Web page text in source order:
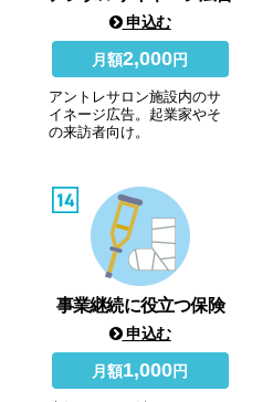
申込む
月額2,000円
アントレサロン施設内のサ
イネージ広告。起業家やそ
の来訪者向け。
事業継続に役立つ保険
申込む
月額1,000円